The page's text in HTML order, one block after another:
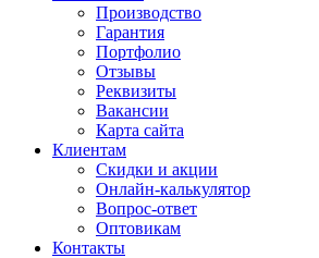
Производство
Гарантия
Портфолио
Отзывы
Реквизиты
Вакансии
Карта сайта
Клиентам
Скидки и акции
Онлайн-калькулятор
Вопрос-ответ
Оптовикам
Контакты